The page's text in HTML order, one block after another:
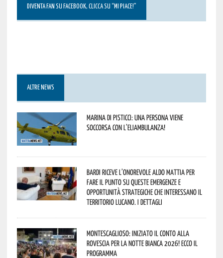
DIVENTA FAN SU FACEBOOK, CLICCA SU “MI PIACE!”
ALTRE NEWS
Marina di Pisticci: una persona viene
soccorsa con l’eliambulanza!
Bardi riceve l’onorevole Aldo Mattia per
fare il punto su queste emergenze e
opportunità strategiche che interessano il
territorio lucano. I dettagli
Montescaglioso: iniziato il conto alla
rovescia per la Notte Bianca 2026! Ecco il
programma